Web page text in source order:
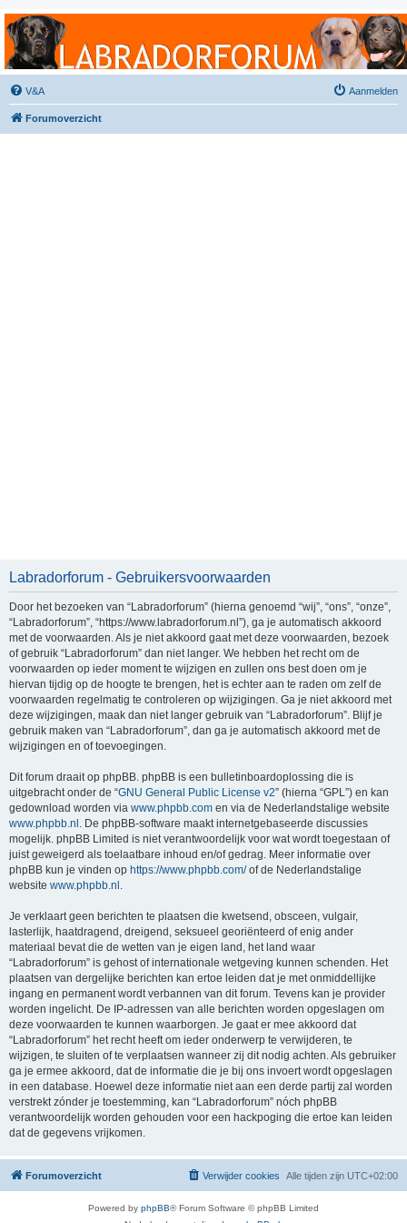
Labradorforum
Het gezelligste Labradorforum van Nederland en België!
V&A Aanmelden
Forumoverzicht
Labradorforum - Gebruikersvoorwaarden
Door het bezoeken van “Labradorforum” (hierna genoemd “wij”, “ons”, “onze”,
“Labradorforum”, “https://www.labradorforum.nl”), ga je automatisch akkoord
met de voorwaarden. Als je niet akkoord gaat met deze voorwaarden, bezoek
of gebruik “Labradorforum” dan niet langer. We hebben het recht om de
voorwaarden op ieder moment te wijzigen en zullen ons best doen om je
hiervan tijdig op de hoogte te brengen, het is echter aan te raden om zelf de
voorwaarden regelmatig te controleren op wijzigingen. Ga je niet akkoord met
deze wijzigingen, maak dan niet langer gebruik van “Labradorforum”. Blijf je
gebruik maken van “Labradorforum”, dan ga je automatisch akkoord met de
wijzigingen en of toevoegingen.
Dit forum draait op phpBB. phpBB is een bulletinboardoplossing die is
uitgebracht onder de “GNU General Public License v2” (hierna “GPL”) en kan
gedownload worden via www.phpbb.com en via de Nederlandstalige website
www.phpbb.nl . De phpBB-software maakt internetgebaseerde discussies
mogelijk. phpBB Limited is niet verantwoordelijk voor wat wordt toegestaan of
juist geweigerd als toelaatbare inhoud en/of gedrag. Meer informatie over
phpBB kun je vinden op https://www.phpbb.com/of de Nederlandstalige
website www.phpbb.nl
Je verklaart geen berichten te plaatsen die kwetsend, obsceen, vulgair,
lasterlijk, haatdragend, dreigend, seksueel georiënteerd of enig ander
materiaal bevat die de wetten van je eigen land, het land waar
“Labradorforum” is gehost of internationale wetgeving kunnen schenden. Het
plaatsen van dergelijke berichten kan ertoe leiden dat je met onmiddellijke
ingang en permanent wordt verbannen van dit forum. Tevens kan je provider
worden ingelicht. De IP-adressen van alle berichten worden opgeslagen om
deze voorwaarden te kunnen waarborgen. Je gaat er mee akkoord dat
“Labradorforum” het recht heeft om ieder onderwerp te verwijderen, te
wijzigen, te sluiten of te verplaatsen wanneer zij dit nodig achten. Als gebruiker
ga je ermee akkoord, dat de informatie die je bij ons invoert wordt opgeslagen
in een database. Hoewel deze informatie niet aan een derde partij zal worden
verstrekt zónder je toestemming, kan “Labradorforum” nóch phpBB
verantwoordelijk worden gehouden voor een hackpoging die ertoe kan leiden
dat de gegevens vrijkomen.
Forumoverzicht Alle tijden zijn UTC+02:00
Verwijder cookies
Powered by phpBB® Forum Software © phpBB Limited